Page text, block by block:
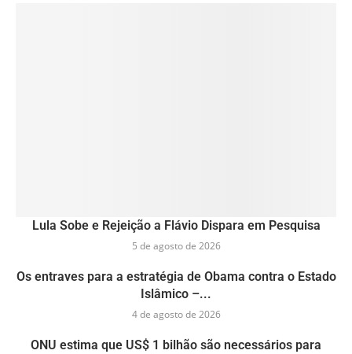
Lula Sobe e Rejeição a Flávio Dispara em Pesquisa
5 de agosto de 2026
Os entraves para a estratégia de Obama contra o Estado
Islâmico –...
4 de agosto de 2026
ONU estima que US$ 1 bilhão são necessários para